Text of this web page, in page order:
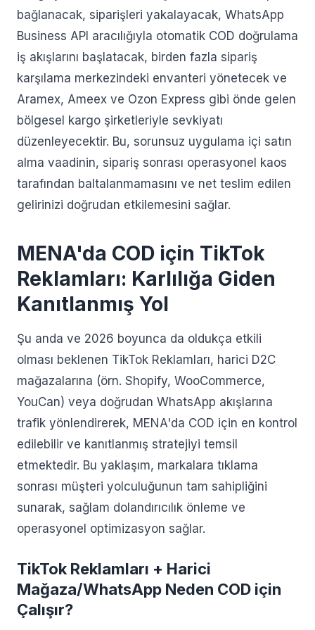
bağlanacak, siparişleri yakalayacak, WhatsApp
Business API aracılığıyla otomatik COD doğrulama
iş akışlarını başlatacak, birden fazla sipariş
karşılama merkezindeki envanteri yönetecek ve
Aramex, Ameex ve Ozon Express gibi önde gelen
bölgesel kargo şirketleriyle sevkiyatı
düzenleyecektir. Bu, sorunsuz uygulama içi satın
alma vaadinin, sipariş sonrası operasyonel kaos
tarafından baltalanmamasını ve net teslim edilen
gelirinizi doğrudan etkilemesini sağlar.
MENA'da COD için TikTok
Reklamları: Karlılığa Giden
Kanıtlanmış Yol
Şu anda ve 2026 boyunca da oldukça etkili
olması beklenen TikTok Reklamları, harici D2C
mağazalarına (örn. Shopify, WooCommerce,
YouCan) veya doğrudan WhatsApp akışlarına
trafik yönlendirerek, MENA'da COD için en kontrol
edilebilir ve kanıtlanmış stratejiyi temsil
etmektedir. Bu yaklaşım, markalara tıklama
sonrası müşteri yolculuğunun tam sahipliğini
sunarak, sağlam dolandırıcılık önleme ve
operasyonel optimizasyon sağlar.
TikTok Reklamları + Harici
Mağaza/WhatsApp Neden COD için
Çalışır?